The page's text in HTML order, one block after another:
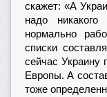
скажет: «А
надо
нормально
списки
сейчас Украину
Европы. А
тоже